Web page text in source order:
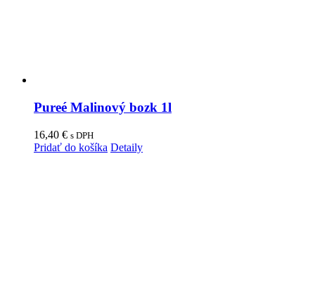
Pureé Malinový bozk 1l
16,40 € s DPH
Pridať do košíka Detaily